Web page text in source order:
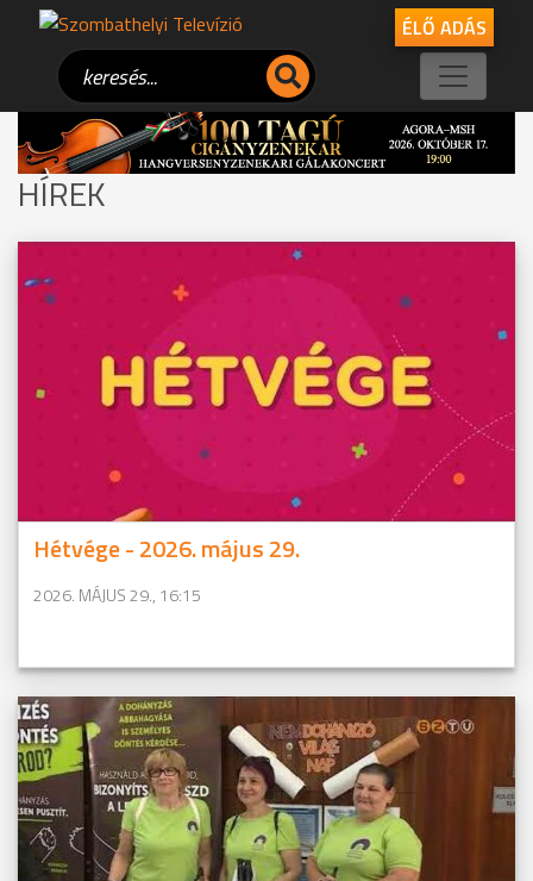
ÉLŐ ADÁS
HÍREK
Hétvége - 2026. május 29.
2026. MÁJUS 29., 16:15